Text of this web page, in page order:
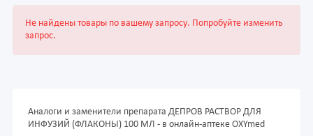
Не найдены товары по вашему запросу. Попробуйте изменить
запрос.
Аналоги и заменители препарата ДЕПРОВ РАСТВОР ДЛЯ
ИНФУЗИЙ (ФЛАКОНЫ) 100 МЛ - в онлайн-аптеке OXYmed